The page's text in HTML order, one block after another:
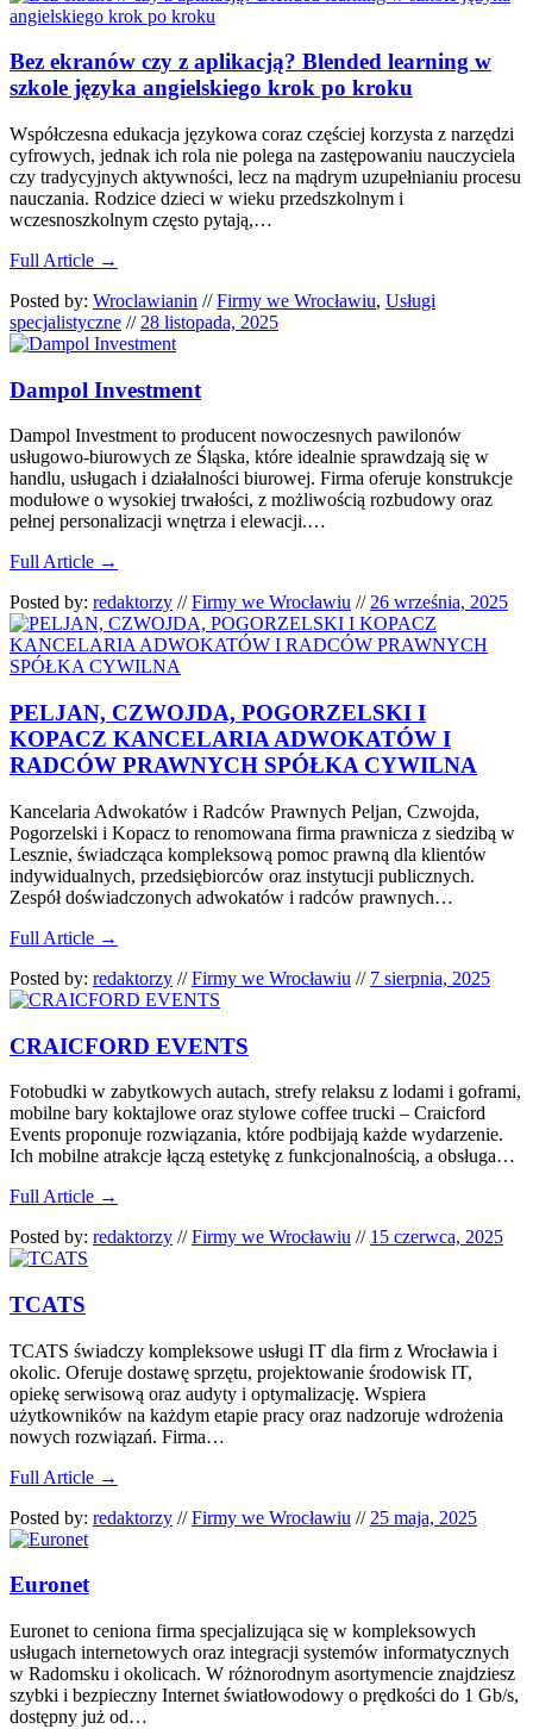
Bez ekranów czy z aplikacją? Blended learning w
szkole języka angielskiego krok po kroku
Współczesna edukacja językowa coraz częściej korzysta z narzędzi
cyfrowych, jednak ich rola nie polega na zastępowaniu nauczyciela
czy tradycyjnych aktywności, lecz na mądrym uzupełnianiu procesu
nauczania. Rodzice dzieci w wieku przedszkolnym i
wczesnoszkolnym często pytają,…
Full Article →
Posted by: Wroclawianin // Firmy we Wrocławiu, Usługi
specjalistyczne // 28 listopada, 2025
Dampol Investment
Dampol Investment to producent nowoczesnych pawilonów
usługowo-biurowych ze Śląska, które idealnie sprawdzają się w
handlu, usługach i działalności biurowej. Firma oferuje konstrukcje
modułowe o wysokiej trwałości, z możliwością rozbudowy oraz
pełnej personalizacji wnętrza i elewacji.…
Full Article →
Posted by: redaktorzy // Firmy we Wrocławiu // 26 września, 2025
PELJAN, CZWOJDA, POGORZELSKI I
KOPACZ KANCELARIA ADWOKATÓW I
RADCÓW PRAWNYCH SPÓŁKA CYWILNA
Kancelaria Adwokatów i Radców Prawnych Peljan, Czwojda,
Pogorzelski i Kopacz to renomowana firma prawnicza z siedzibą w
Lesznie, świadcząca kompleksową pomoc prawną dla klientów
indywidualnych, przedsiębiorców oraz instytucji publicznych.
Zespół doświadczonych adwokatów i radców prawnych…
Full Article →
Posted by: redaktorzy // Firmy we Wrocławiu // 7 sierpnia, 2025
CRAICFORD EVENTS
Fotobudki w zabytkowych autach, strefy relaksu z lodami i goframi,
mobilne bary koktajlowe oraz stylowe coffee trucki – Craicford
Events proponuje rozwiązania, które podbijają każde wydarzenie.
Ich mobilne atrakcje łączą estetykę z funkcjonalnością, a obsługa…
Full Article →
Posted by: redaktorzy // Firmy we Wrocławiu // 15 czerwca, 2025
TCATS
TCATS świadczy kompleksowe usługi IT dla firm z Wrocławia i
okolic. Oferuje dostawę sprzętu, projektowanie środowisk IT,
opiekę serwisową oraz audyty i optymalizację. Wspiera
użytkowników na każdym etapie pracy oraz nadzoruje wdrożenia
nowych rozwiązań. Firma…
Full Article →
Posted by: redaktorzy // Firmy we Wrocławiu // 25 maja, 2025
Euronet
Euronet to ceniona firma specjalizująca się w kompleksowych
usługach internetowych oraz integracji systemów informatycznych
w Radomsku i okolicach. W różnorodnym asortymencie znajdziesz
szybki i bezpieczny Internet światłowodowy o prędkości do 1 Gb/s,
dostępny już od…